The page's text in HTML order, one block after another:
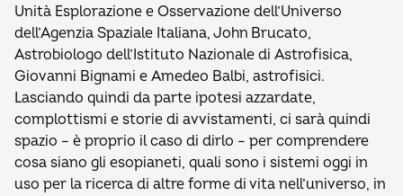
Unità Esplorazione e Osservazione dell’Universo
dell’Agenzia Spaziale Italiana, John Brucato,
Astrobiologo dell’Istituto Nazionale di Astrofisica,
Giovanni Bignami e Amedeo Balbi, astrofisici.
Lasciando quindi da parte ipotesi azzardate,
complottismi e storie di avvistamenti, ci sarà quindi
spazio – è proprio il caso di dirlo – per comprendere
cosa siano gli esopianeti, quali sono i sistemi oggi in
uso per la ricerca di altre forme di vita nell’universo, in